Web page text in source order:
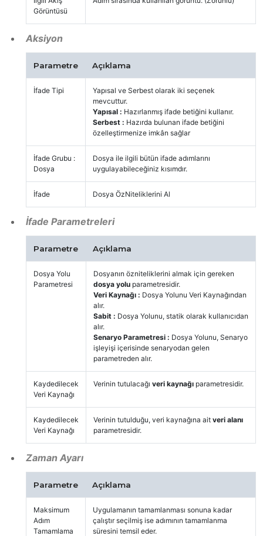
Görüntüsü
Aksiyon
Parametre Açıklama
İfade Tipi
Yapısal ve Serbest olarak iki seçenek
mevcuttur.
Yapısal : Hazırlanmış ifade betiğini kullanır.
Serbest : Hazırda bulunan ifade betiğini
özelleştirmenize imkân sağlar
İfade Grubu :
Dosya
Dosya ile ilgili bütün ifade adımlarını
uygulayabileceğiniz kısımdır.
İfade Dosya ÖzNiteliklerini Al
İfade Parametreleri
Parametre Açıklama
Dosya Yolu
Parametresi
Dosyanın özniteliklerini almak için gereken
dosya yolu parametresidir.
Veri Kaynağı : Dosya Yolunu Veri Kaynağından
alır.
Sabit : Dosya Yolunu, statik olarak kullanıcıdan
alır.
Senaryo Parametresi : Dosya Yolunu, Senaryo
işleyişi içerisinde senaryodan gelen
parametreden alır.
Kaydedilecek
Veri Kaynağı
Verinin tutulacağı veri kaynağı parametresidir.
Kaydedilecek
Veri Kaynağı
Verinin tutulduğu, veri kaynağına ait veri alanı
parametresidir.
Zaman Ayarı
Parametre Açıklama
Maksimum
Adım
Tamamlama
Uygulamanın tamamlanması sonuna kadar
çalıştır seçilmiş ise adımının tamamlanma
süresini temsil eder.